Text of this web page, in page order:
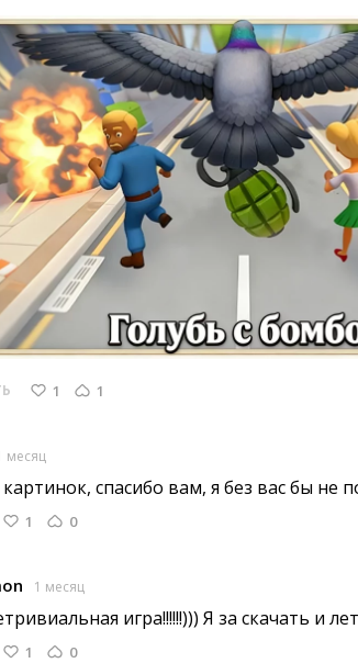
1 1
месяц
спасибо вам, я без вас бы не
1 0
1 месяц
игра!!!!!!))) Я за скачать и
1 0